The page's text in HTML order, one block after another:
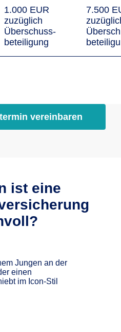
1.000 EUR
zuzüglich
Überschuss­
beteiligung
7.500
vereinbaren
ist eine